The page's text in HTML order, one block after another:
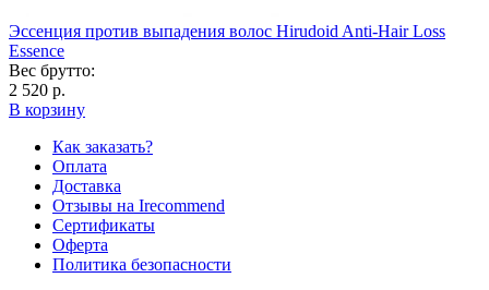
Эссенция против выпадения волос Hirudoid Anti-Hair Loss
Essence
Вес брутто:
2 520 р.
В корзину
Как заказать?
Оплата
Доставка
Отзывы на Irecommend
Сертификаты
Оферта
Политика безопасности